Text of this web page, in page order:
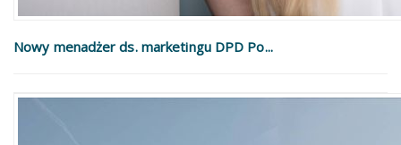
Nowy menadżer ds. marketingu DPD Po...